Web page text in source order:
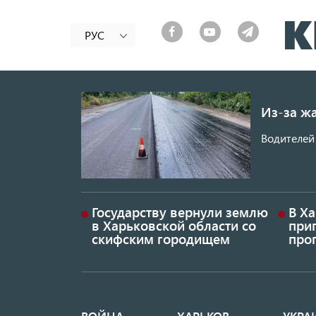
РУС
Из-за
Государству вернули землю
в Харьковской области со
скифским городищем
В